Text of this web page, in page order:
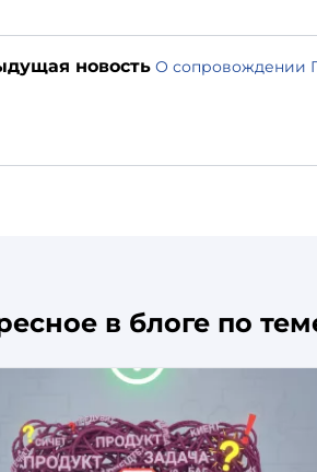
новость О сопровождении
в блоге по